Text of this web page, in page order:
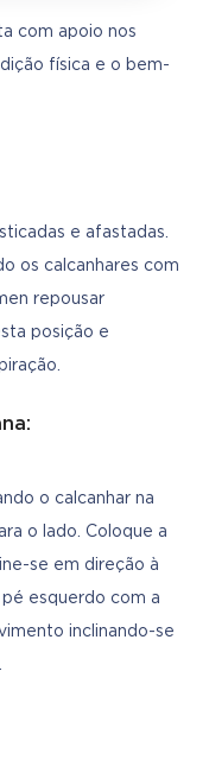
com apoio nos
física e o bem-
e afastadas.
os calcanhares com
repousar
posição e
o calcanhar na
o lado. Coloque a
se em direção à
esquerdo com a
inclinando-se